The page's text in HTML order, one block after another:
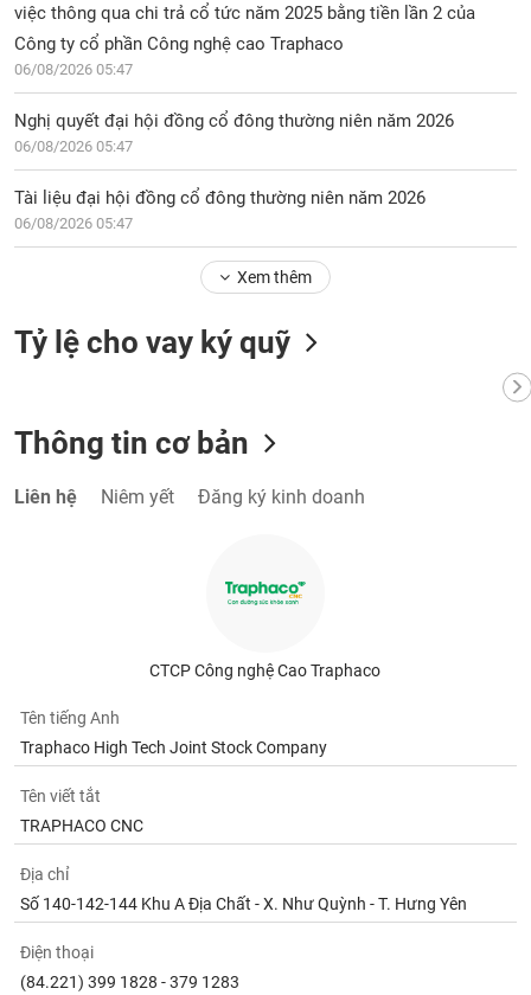
việc thông qua chi trả cổ tức năm 2025 bằng tiền lần 2 của
Công ty cổ phần Công nghệ cao Traphaco
06/08/2026 05:47
Nghị quyết đại hội đồng cổ đông thường niên năm 2026
06/08/2026 05:47
Tài liệu đại hội đồng cổ đông thường niên năm 2026
06/08/2026 05:47
Xem thêm
Tỷ lệ cho vay ký quỹ
Thông tin cơ bản
Liên hệ Niêm yết Đăng ký kinh doanh
CTCP Công nghệ Cao Traphaco
Tên tiếng Anh
Traphaco High Tech Joint Stock Company
Tên viết tắt
TRAPHACO CNC
Địa chỉ
Số 140-142-144 Khu A Địa Chất - X. Như Quỳnh - T. Hưng Yên
Điện thoại
(84.221) 399 1828 - 379 1283
Công
cụ
đầu
tư
Truyền
liệu
chính